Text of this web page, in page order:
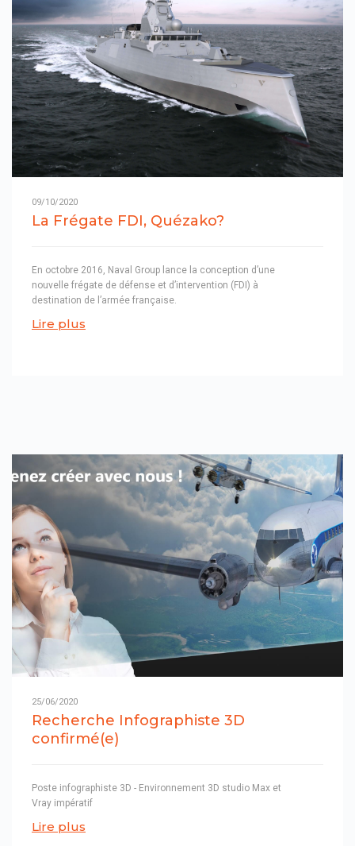
09/10/2020
La Frégate FDI, Quézako?
En octobre 2016, Naval Group lance la conception d’une
nouvelle frégate de défense et d’intervention (FDI) à
destination de l’armée française.
Lire plus
25/06/2020
Recherche Infographiste 3D
confirmé(e)
Poste infographiste 3D - Environnement 3D studio Max et
Vray impératif
Lire plus